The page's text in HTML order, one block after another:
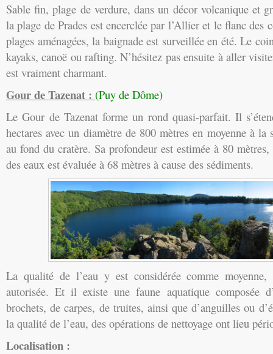
Sable fin, plage de verdure, dans un décor volcanique et
la plage de Prades est encerclée par l’Allier et le flanc des
plages aménagées, la baignade est surveillée en été. Le
kayaks, canoë ou rafting. N’hésitez pas ensuite à aller
est vraiment charmant.
Gour de Tazenat : (Puy de Dôme)
Le Gour de Tazenat forme un rond quasi-parfait. Il
hectares avec un diamètre de 800 mètres en moyenne à la
au fond du cratère. Sa profondeur est estimée à 80
des eaux est évaluée à 68 mètres à cause des sédiments.
La qualité de l’eau y est considérée comme
autorisée. Et il existe une faune aquatique composée
brochets, de carpes, de truites, ainsi que d’anguilles ou
la qualité de l’eau, des opérations de nettoyage ont lieu
Localisation :